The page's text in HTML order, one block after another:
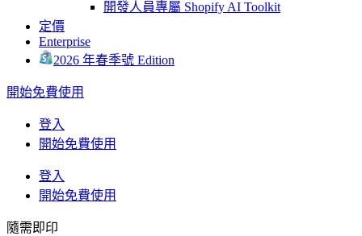
開發人員專屬 Shopify AI Toolkit
定價
Enterprise
2026 年春季號 Edition
開始免費使用
登入
開始免費使用
登入
開始免費使用
隨需即印